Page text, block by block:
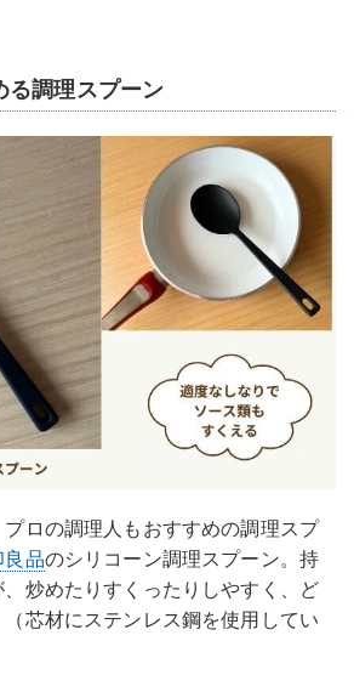
調理スプーン
ロの調理人もおすすめの調理スプ
良品のシリコーン調理スプーン。持
炒めたりすくったりしやすく、ど
芯材にステンレス鋼を使用してい